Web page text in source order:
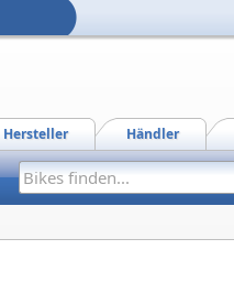
Händler
Hersteller